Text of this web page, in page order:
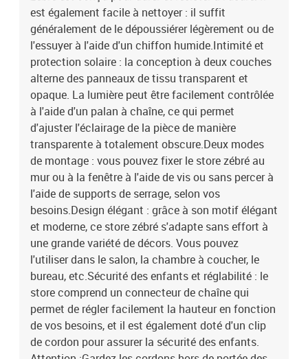
chaîneAssemblage requis : oui
est également facile à nettoyer : il suffit
généralement de le dépoussiérer légèrement ou de
l'essuyer à l'aide d'un chiffon humide.Intimité et
protection solaire : la conception à deux couches
alterne des panneaux de tissu transparent et
opaque. La lumière peut être facilement contrôlée
à l'aide d'un palan à chaîne, ce qui permet
d'ajuster l'éclairage de la pièce de manière
transparente à totalement obscure.Deux modes
de montage : vous pouvez fixer le store zébré au
mur ou à la fenêtre à l'aide de vis ou sans percer à
l'aide de supports de serrage, selon vos
besoins.Design élégant : grâce à son motif élégant
et moderne, ce store zébré s'adapte sans effort à
une grande variété de décors. Vous pouvez
l'utiliser dans le salon, la chambre à coucher, le
bureau, etc.Sécurité des enfants et réglabilité : le
store comprend un connecteur de chaîne qui
permet de régler facilement la hauteur en fonction
de vos besoins, et il est également doté d'un clip
de cordon pour assurer la sécurité des enfants.